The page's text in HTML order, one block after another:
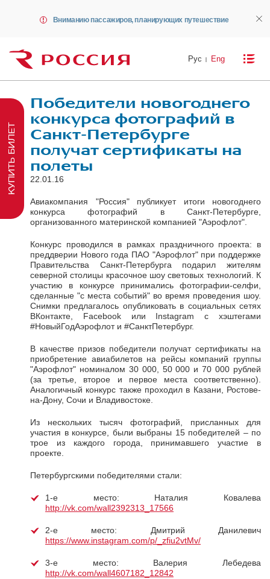
Вниманию пассажиров, планирующих путешествие
Рус Eng
Победители новогоднего
конкурса фотографий в
Санкт-Петербурге
получат сертификаты на
полеты
22.01.16
Авиакомпания "Россия" публикует итоги новогоднего
конкурса фотографий в Санкт-Петербурге,
организованного материнской компанией "Аэрофлот".
Конкурс проводился в рамках праздничного проекта: в
преддверии Нового года ПАО "Аэрофлот" при поддержке
Правительства Санкт-Петербурга подарил жителям
северной столицы красочное шоу световых технологий. К
участию в конкурсе принимались фотографии-селфи,
сделанные "с места событий" во время проведения шоу.
Снимки предлагалось опубликовать в социальных сетях
ВКонтакте, Facebook или Instagram с хэштегами
#НовыйГодАэрофлот и #СанктПетербург.
В качестве призов победители получат сертификаты на
приобретение авиабилетов на рейсы компаний группы
"Аэрофлот" номиналом 30 000, 50 000 и 70 000 рублей
(за третье, второе и первое места соответственно).
Аналогичный конкурс также проходил в Казани, Ростове-
на-Дону, Сочи и Владивостоке.
Из нескольких тысяч фотографий, присланных для
участия в конкурсе, были выбраны 15 победителей – по
трое из каждого города, принимавшего участие в
проекте.
Петербургскими победителями стали:
1-е место: Наталия Ковалева
http://vk.com/wall2392313_17566
2-е место: Дмитрий Данилевич
https://www.instagram.com/p/_zfiu2vtMv/
3-е место: Валерия Лебедева
http://vk.com/wall4607182_12842
КУПИТЬ БИЛЕТ